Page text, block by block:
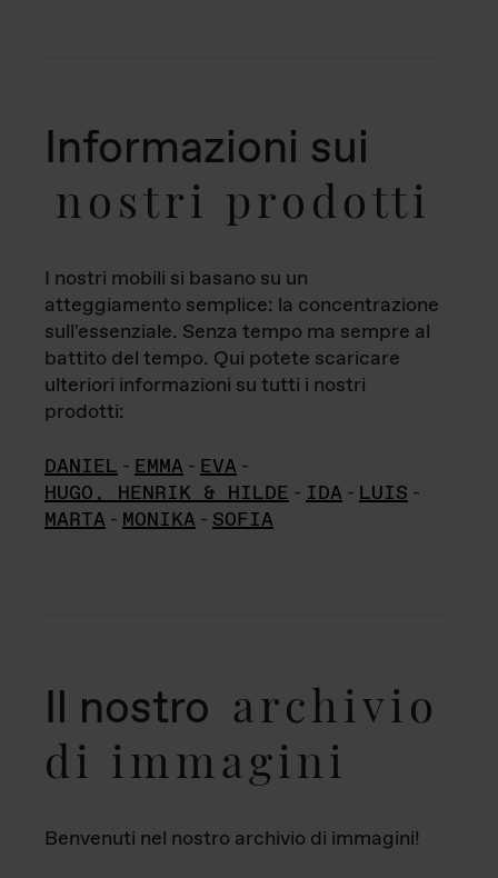
Informazioni sui
nostri prodotti
I nostri mobili si basano su un
atteggiamento semplice: la concentrazione
sull'essenziale. Senza tempo ma sempre al
battito del tempo. Qui potete scaricare
ulteriori informazioni su tutti i nostri
prodotti:
DANIEL - EMMA - EVA -
HUGO, HENRIK & HILDE - IDA - LUIS -
MARTA - MONIKA - SOFIA
Il nostro archivio
di immagini
Benvenuti nel nostro archivio di immagini!